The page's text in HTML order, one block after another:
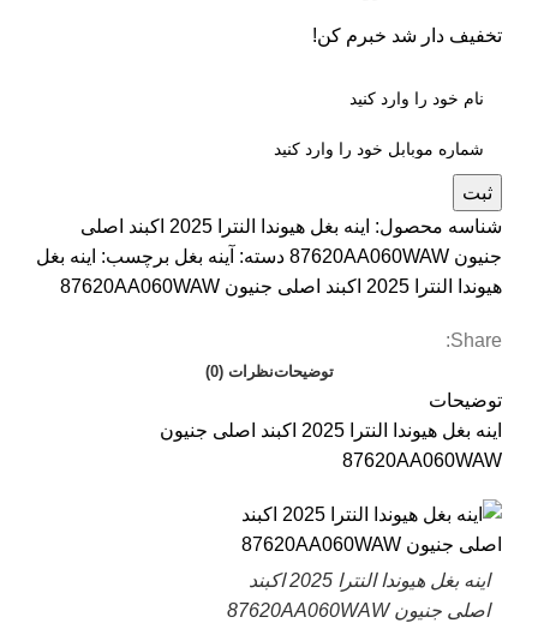
تخفیف دار شد خبرم کن!
ثبت
شناسه محصول:
اینه بغل هیوندا النترا 2025 اکبند اصلی
جنیون 87620AA060WAW
دسته: آینه بغل برچسب: اینه بغل
هیوندا النترا 2025 اکبند اصلی جنیون 87620AA060WAW
Share:
توضیحاتنظرات (0)
توضیحات
اینه بغل هیوندا النترا 2025 اکبند اصلی جنیون
87620AA060WAW
اینه بغل هیوندا النترا 2025 اکبند
اصلی جنیون 87620AA060WAW